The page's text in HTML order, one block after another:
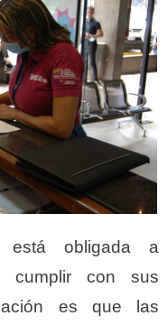
está obligada a
cumplir con sus
es que las